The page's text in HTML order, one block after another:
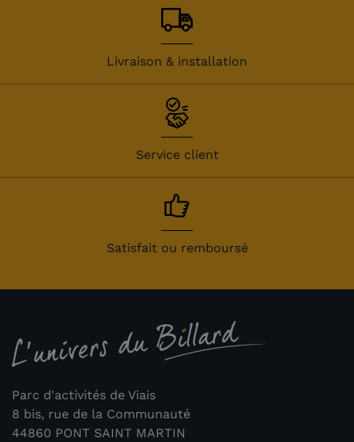
Livraison & installation
Service client
Satisfait ou remboursé
Parc d'activités de Viais
8 bis, rue de la Communauté
44860 PONT SAINT MARTIN